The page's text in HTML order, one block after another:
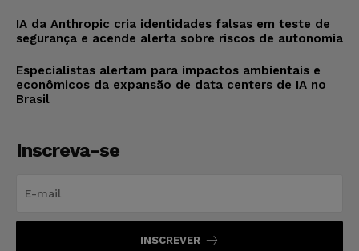
IA da Anthropic cria identidades falsas em teste de
segurança e acende alerta sobre riscos de autonomia
Especialistas alertam para impactos ambientais e
econômicos da expansão de data centers de IA no
Brasil
Inscreva-se
INSCREVER